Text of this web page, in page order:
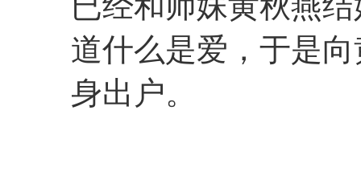
道什么是爱，于是
身出户。